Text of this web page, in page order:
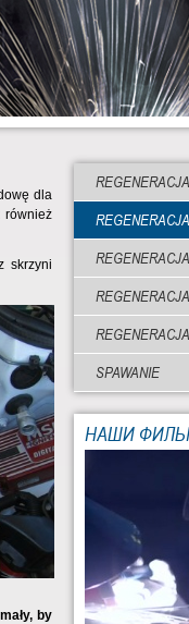
dla
również
skrzyni
by
SPAWANIE
НАШИ